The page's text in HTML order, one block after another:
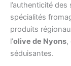
l’authenticité
spécialités
produits
l’olive de Nyons,
séduisantes.